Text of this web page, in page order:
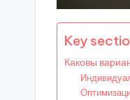
Key
Каковы